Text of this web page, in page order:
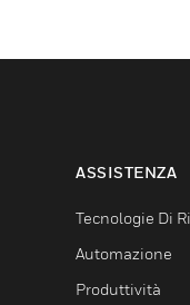
ASSISTENZA
Tecnologie Di
Automazione
Produttività